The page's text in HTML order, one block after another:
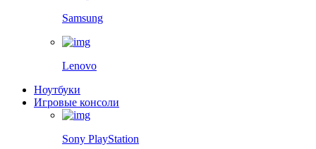
Samsung
Lenovo
Ноутбуки
Игровые консоли
Sony PlayStation